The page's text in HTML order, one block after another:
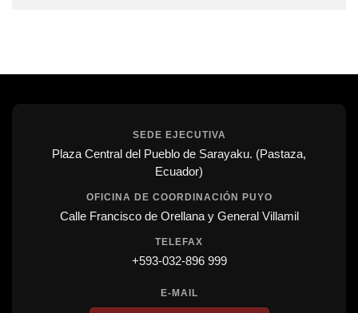
SEDE EJECUTIVA
Plaza Central del Pueblo de Sarayaku. (Pastaza,
Ecuador)
OFICINA DE COORDINACIÓN PUYO
Calle Francisco de Orellana y General Villamil
TELEFAX
+593-032-896 999
E-MAIL